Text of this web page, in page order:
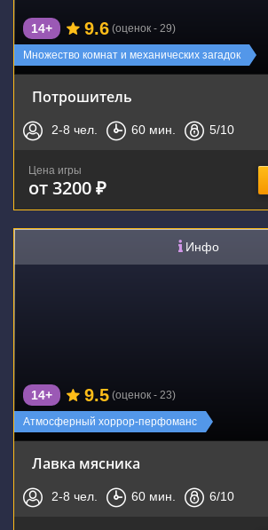
Множество комнат и механических загадок
14+ 9.6 (оценок - 29)
Потрошитель
2-8 чел. 60 мин. 5/10
Цена игры
от 3200 ₽
Инфо
Атмосферный хоррор-перфоманс
14+ 9.5 (оценок - 23)
Лавка мясника
2-8 чел. 60 мин. 6/10